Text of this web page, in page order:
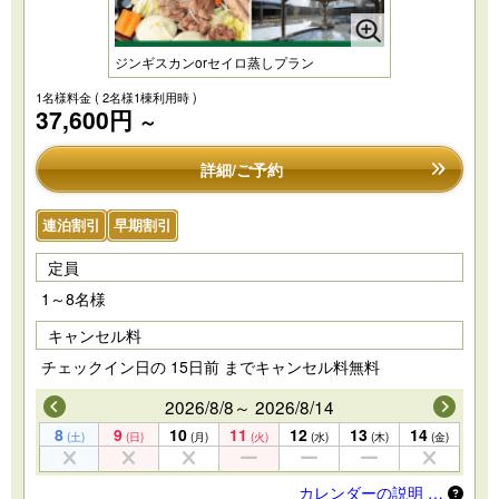
ジンギスカンorセイロ蒸しプラン
1名様料金( 2名様1棟利用時 )
37,600円 ～
詳細/ご予約
連泊割引 早期割引
定員
1～8名様
キャンセル料
チェックイン日の 15日前 までキャンセル料無料
2026/8/8～ 2026/8/14
8 (土) 9 (日) 10 (月) 11 (火) 12 (水) 13 (木) 14 (金)
カレンダーの説明 …